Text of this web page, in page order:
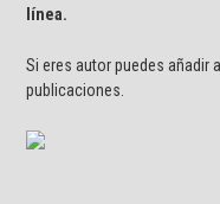
línea.
Si eres autor puedes añadir
publicaciones.